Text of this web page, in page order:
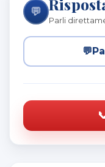
💬
Parli
💬